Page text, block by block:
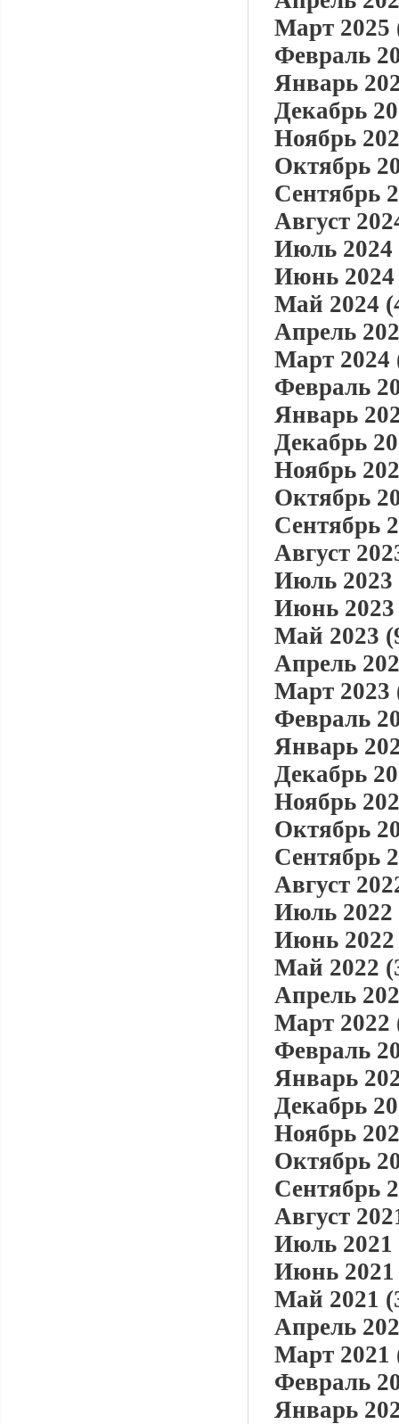
Март 2025
Февраль
Январь
Декабрь
Ноябрь
Октябрь
Сентябрь
Август
Июль 2024
Июнь 2024
Май 2024
Апрель
Март 2024
Февраль
Январь
Декабрь
Ноябрь
Октябрь
Сентябрь
Август
Июль 2023
Июнь 2023
Май 2023
Апрель
Март 2023
Февраль
Январь
Декабрь
Ноябрь
Октябрь
Сентябрь
Август
Июль 2022
Июнь 2022
Май 2022
Апрель
Март 2022
Февраль
Январь
Декабрь
Ноябрь
Октябрь
Сентябрь
Август
Июль 2021
Июнь 2021
Май 2021
Апрель
Март 2021
Февраль
Январь